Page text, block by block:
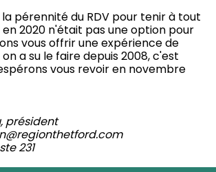
pérennité du RDV pour tenir à tout
2020 n'était pas une option pour
vous offrir une expérience de
a su le faire depuis 2008, c'est
vous revoir en novembre
président
231